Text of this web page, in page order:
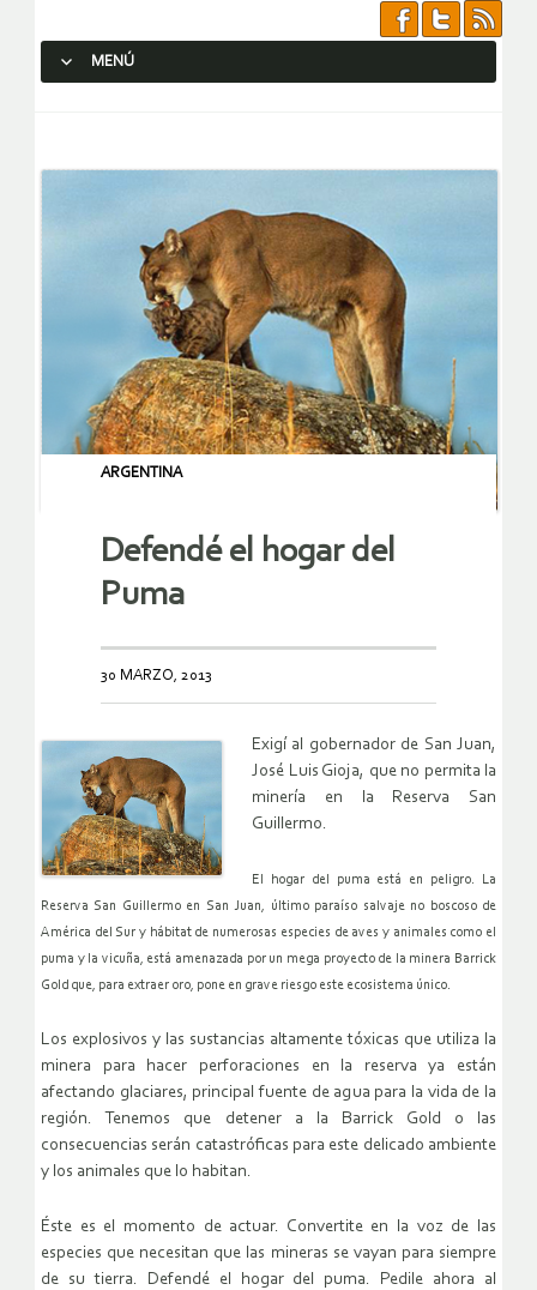
MENÚ
ARGENTINA
Defendé el hogar del
Puma
30 MARZO, 2013
Exigí al gobernador de San Juan,
José Luis Gioja, que no permita la
minería en la Reserva San
Guillermo.
El hogar del puma está en peligro. La
Reserva San Guillermo en San Juan, último paraíso salvaje no boscoso de
América del Sur y hábitat de numerosas especies de aves y animales como el
puma y la vicuña, está amenazada por un mega proyecto de la minera Barrick
Gold que, para extraer oro, pone en grave riesgo este ecosistema único.
Los explosivos y las sustancias altamente tóxicas que utiliza la
minera para hacer perforaciones en la reserva ya están
afectando glaciares, principal fuente de agua para la vida de la
región. Tenemos que detener a la Barrick Gold o las
consecuencias serán catastróficas para este delicado ambiente
y los animales que lo habitan.
Éste es el momento de actuar. Convertite en la voz de las
especies que necesitan que las mineras se vayan para siempre
de su tierra. Defendé el hogar del puma. Pedile ahora al